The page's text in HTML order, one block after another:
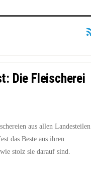
Die Fleischerei
aus allen Landesteilen
das Beste aus ihren
stolz sie darauf sind.